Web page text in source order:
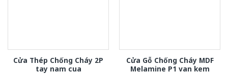
Cửa Thép Chống Cháy 2P
tay nam cua
Cửa Gỗ Chống Cháy MDF
Melamine P1 van kem